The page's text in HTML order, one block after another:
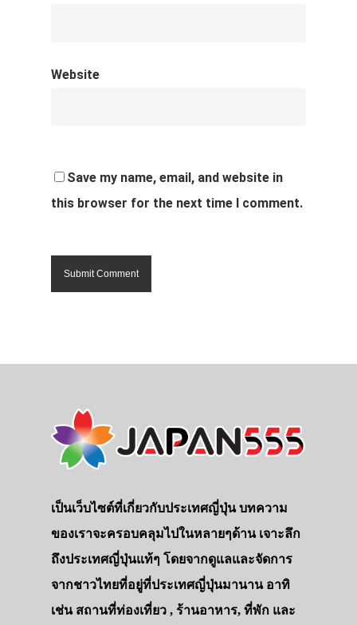
Website
Save my name, email, and website in
this browser for the next time I comment.
เป็นเว็บไซต์ที่เกี่ยวกับประเทศญี่ปุ่น บทความ
ของเราจะครอบคลุมไปในหลายๆด้าน เจาะลึก
ถึงประเทศญี่ปุ่นแท้ๆ โดยจากดูแลและจัดการ
จากชาวไทยที่อยู่ที่ประเทศญี่ปุ่นมานาน อาทิ
เช่น สถานที่ท่องเที่ยว , ร้านอาหาร, ที่พัก และ